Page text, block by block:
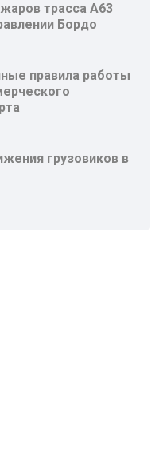
трасса A63
Бордо
правила работы
грузовиков в